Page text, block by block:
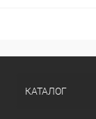
КАТАЛОГ